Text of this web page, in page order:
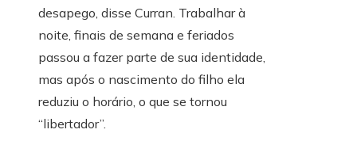
desapego, disse Curran. Trabalhar à
noite, finais de semana e feriados
passou a fazer parte de sua identidade,
mas após o nascimento do filho ela
reduziu o horário, o que se tornou
“libertador”.